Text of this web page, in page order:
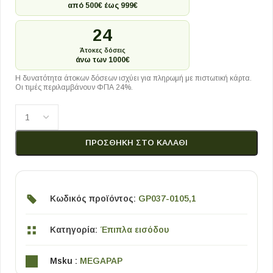
από 500€ έως 999€
24
Άτοκες δόσεις
άνω των 1000€
Η δυνατότητα άτοκων δόσεων ισχύει για πληρωμή με πιστωτική κάρτα.
Οι τιμές περιλαμβάνουν ΦΠΑ 24%.
ΠΡΟΣΘΉΚΗ ΣΤΟ ΚΑΛΆΘΙ
Κωδικός προϊόντος: GP037-0105,1
Κατηγορία: Έπιπλα εισόδου
Msku : MEGAPAP